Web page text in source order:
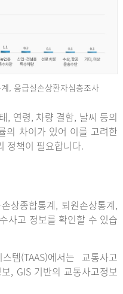
, 응급실손상환자심층조사
, 연령, 차량 결함, 날씨 등의
의 차이가 있어 이를 고려한
정책이 필요합니다.
상종합통계, 퇴원손상통계,
사고 정보를 확인할 수 있습
템(TAAS)에서는 교통사고
, GIS 기반의 교통사고정보